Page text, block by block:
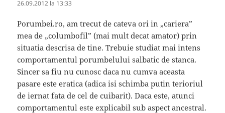
26.09.2012 la 13:33
Porumbei.ro, am trecut de cateva ori in „cariera”
mea de „columbofil” (mai mult decat amator) prin
situatia descrisa de tine. Trebuie studiat mai intens
comportamentul porumbelului salbatic de stanca.
Sincer sa fiu nu cunosc daca nu cumva aceasta
pasare este eratica (adica isi schimba putin terioriul
de iernat fata de cel de cuibarit). Daca este, atunci
comportamentul este explicabil sub aspect ancestral.